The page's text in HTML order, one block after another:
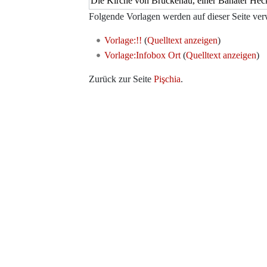
Folgende Vorlagen werden auf dieser Seite
Vorlage:!! (Quelltext anzeigen)
Vorlage:Infobox Ort(Quelltext anzeigen)
Zurück zur Seite Pişchia.